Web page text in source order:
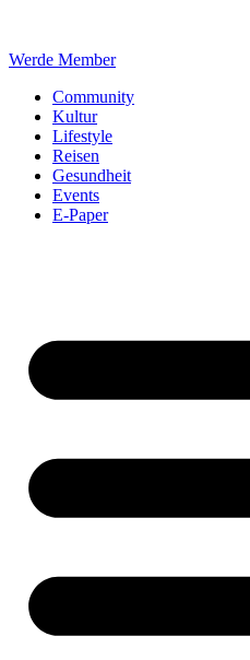
Werde Member
Community
Kultur
Lifestyle
Reisen
Gesundheit
Events
E-Paper